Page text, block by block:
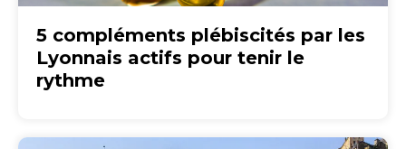
5 compléments plébiscités par les
Lyonnais actifs pour tenir le
rythme